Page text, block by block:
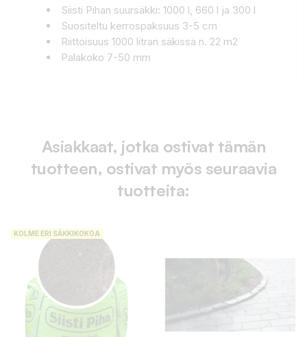
Siisti Pihan suursäkki: 1000 l, 660 l ja 300 l
Suositeltu kerrospaksuus 3-5 cm
Riittoisuus 1000 litran säkissä n. 22 m2
Palakoko 7-50 mm
Asiakkaat, jotka ostivat tämän
tuotteen, ostivat myös seuraavia
tuotteita:
KOLME ERI SÄKKIKOKOA